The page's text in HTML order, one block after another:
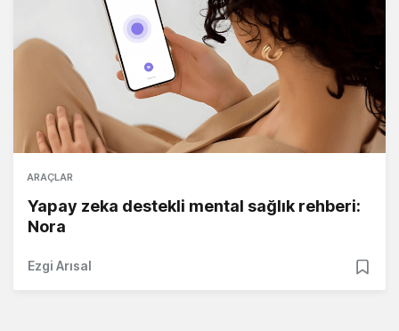
ARAÇLAR
Yapay zeka destekli mental sağlık rehberi:
Nora
Ezgi Arısal